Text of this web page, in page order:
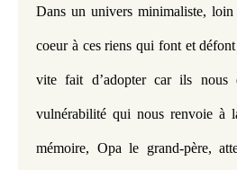
Dans un univers minimaliste,
coeur à ces riens qui font et
vite fait d’adopter car ils nous
vulnérabilité qui nous renvoie à
mémoire, Opa le grand-père,